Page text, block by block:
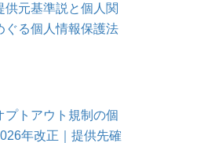
供元基準説と個人関
ぐる個人情報保護法
プトアウト規制の個
年改正｜提供先確